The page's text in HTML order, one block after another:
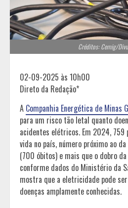
Créditos: Cemig/
02-09-2025 às 10h00
Direto da Redação*
A Companhia Energética de Minas
para um risco tão letal quanto
acidentes elétricos. Em 2024, 759
vida no país, número próximo ao
(700 óbitos) e mais que o dobro
conforme dados do Ministério da
mostra que a eletricidade pode
doenças amplamente conhecidas.